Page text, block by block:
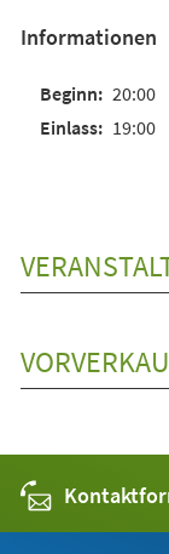
Informationen
20:00
19:00